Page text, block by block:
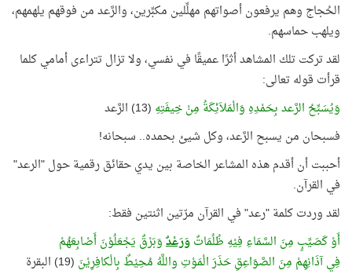
الحُجاج وهم يرفعون أصواتهم مهلِّلين مكبِّرين، والرَّعد من فوقهم يلهمهم،
ويلهب حماسهم.
لقد تركت تلك المشاهد أثرًا عميقًا في نفسي، ولا تزال تتراءى أمامي كلما
قرأت قوله تعالى:
وَيُسَبِّحُ الرَّعد بِحَمْدِهِ وَالْمَلاَئِكَةُ مِنْ خِيفَتِهِ (13) الرَّعد
فسبحان من يسبح الرَّعد، وكل شيئ بحمده.. سبحانه!
أحببت أن أقدم هذه المشاعر الخاصة بين يدي حقائق رقمية حول "الرعد"
في القرآن.
لقد وردت كلمة "رعد" في القرآن مرّتين اثنتين فقط:
أَوْ كَصَيِّبٍ مِنَ السَّمَاءِ فِيْهِ ظُلُمَاتٌوَرَعْدٌوَبَرْقٌ يَجْعَلُوْنَ أَصْابِعَهُمْ
فِي آذَانِهِمْ مِنَ الصَّوَاعِقِ حَذَرَ الْمَوْتِ واللَّهُ مُحِيْطٌ بِالْكافِرِيْنَ (19) البقرة